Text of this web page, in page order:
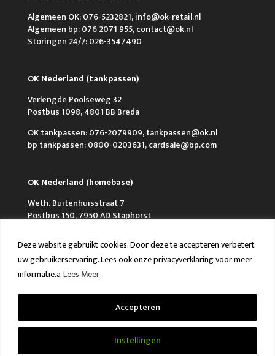
Deze website gebruikt cookies. Door deze te accepteren verbetert
uw gebruikerservaring. Lees ook onze privacyverklaring voor meer
informatie.a Lees Meer
Instellingen
Accepteren
Algemeen OK: 076-5232821, info@ok-retail.nl
Algemeen bp: 076 2071 955, contact@ok.nl
Storingen 24/7: 026-3547490
OK Nederland (tankpassen)
Verlengde Poolseweg 32
Postbus 1098, 4801 BB Breda
OK tankpassen: 076-2079909, tankpassen@ok.nl
bp tankpassen: 0800-0203631, cardsale@bp.com
OK Nederland (homebase)
Weth. Buitenhuisstraat 7
Postbus 150, 7950 AD Staphorst
Werken bij OK
FAQ en Contact
VCA & ISO
Algemene voorwaarden
Privacy policy